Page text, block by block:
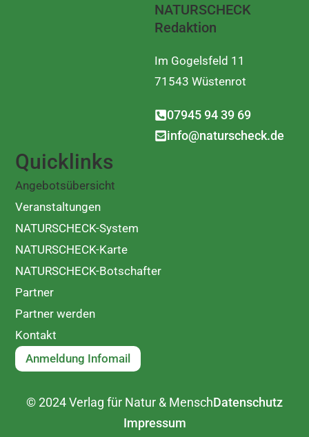
NATURSCHECK
Redaktion
Im Gogelsfeld 11
71543 Wüstenrot
07945 94 39 69
info@naturscheck.de
Quicklinks
Angebotsübersicht
Veranstaltungen
NATURSCHECK-System
NATURSCHECK-Karte
NATURSCHECK-Botschafter
Partner
Partner werden
Kontakt
Anmeldung Infomail
© 2024 Verlag für Natur & MenschDatenschutz
Impressum